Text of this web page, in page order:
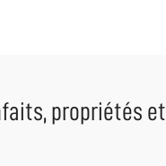
propriétés et